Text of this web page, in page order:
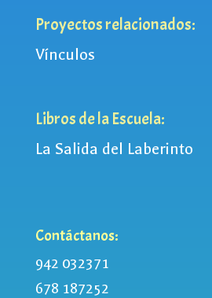
Proyectos relacionados:
Vínculos
Libros de la Escuela:
La Salida del Laberinto
Contáctanos:
942 032371
678 187252